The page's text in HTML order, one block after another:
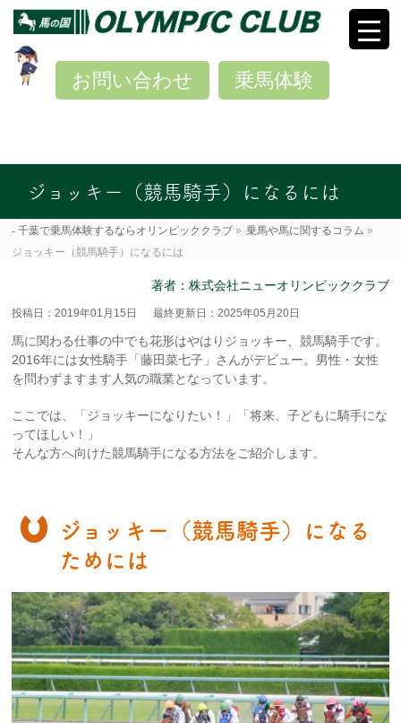
乗馬体験
お問い合わせ
ジョッキー（競馬騎手）になるには
千葉で乗馬体験するならオリンピッククラブ » 乗馬や馬に関するコラム »
ジョッキー（競馬騎手）になるには
著者：株式会社ニューオリンピッククラブ
投稿日：2019年01月15日 最終更新日：2025年05月20日
馬に関わる仕事の中でも花形はやはりジョッキー、競馬騎手です。
2016年には女性騎手「藤田菜七子」さんがデビュー。男性・女性
を問わずますます人気の職業となっています。
ここでは、「ジョッキーになりたい！」「将来、子どもに騎手にな
ってほしい！」
そんな方へ向けた競馬騎手になる方法をご紹介します。
ジョッキー（競馬騎手）になる
ためには